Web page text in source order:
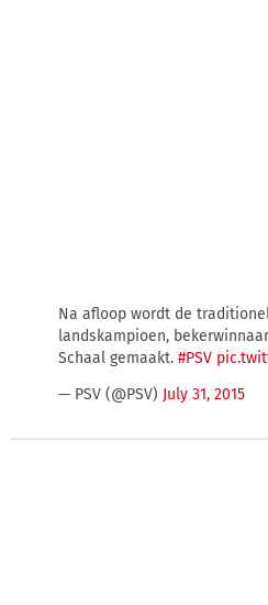
Na afloop wordt de
landskampioen,
Schaal gemaakt. #PSV
— PSV (@PSV) July 31, 2015